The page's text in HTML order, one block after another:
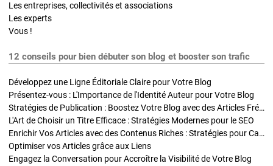
Les entreprises, collectivités et associations
Les experts
Vous !
12 conseils pour bien débuter son blog et booster son trafic
Développez une Ligne Éditoriale Claire pour Votre Blog
Présentez-vous : L'Importance de l'Identité Auteur pour Votre Blog
Stratégies de Publication : Boostez Votre Blog avec des Articles Fréquents et Exclusifs
L'Art de Choisir un Titre Efficace : Stratégies Modernes pour le SEO
Enrichir Vos Articles avec des Contenus Riches : Stratégies pour Captiver et Optimiser
Optimiser vos Articles grâce aux Liens
Engagez la Conversation pour Accroître la Visibilité de Votre Blog